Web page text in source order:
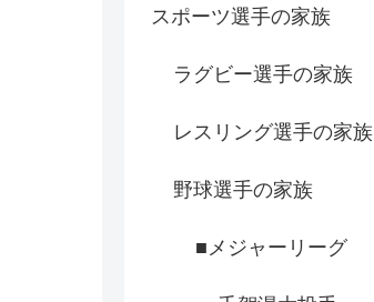
スポーツ選手の家族
ラグビー選手の家族
レスリング選手の家族
野球選手の家族
■メジャーリーグ